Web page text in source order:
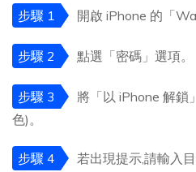
步驟 1 開啟 iPhone 的「
步驟 2 點選「密碼」選項。
步驟 3
將「以 iPhone 解鎖
色)。
步驟 4 若出現提示,請輸入